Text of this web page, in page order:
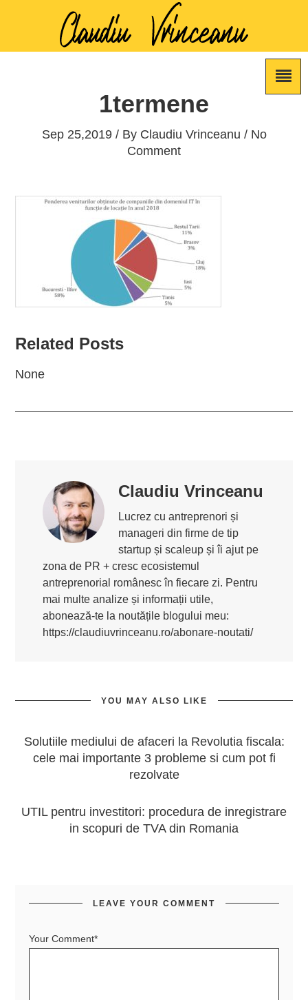
1termene
Sep 25,2019 / By Claudiu Vrinceanu / No
Comment
Related Posts
None
Claudiu Vrinceanu
Lucrez cu antreprenori și
manageri din firme de tip
startup și scaleup și îi ajut pe
zona de PR + cresc ecosistemul
antreprenorial românesc în fiecare zi. Pentru
mai multe analize și informații utile,
abonează-te la noutățile blogului meu:
https://claudiuvrinceanu.ro/abonare-noutati/
YOU MAY ALSO LIKE
Solutiile mediului de afaceri la Revolutia fiscala:
cele mai importante 3 probleme si cum pot fi
rezolvate
UTIL pentru investitori: procedura de inregistrare
in scopuri de TVA din Romania
LEAVE YOUR COMMENT
Your Comment*